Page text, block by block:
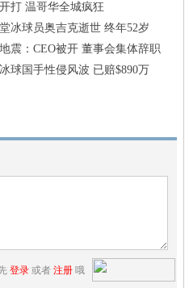
打 温哥华全城疯狂
冰球员奥吉克逝世 终年52岁
震：CEO被开 董事会集体辞职
球国手性侵风波 已赔$890万
登录 或者 注册 哦